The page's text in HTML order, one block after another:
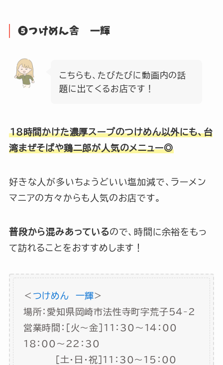
❺つけめん舎 一輝
こちらも、たびたびに動画内の話
題に出てくるお店です！
18時間かけた濃厚スープのつけめん以外にも、台
湾まぜそばや鶏二郎が人気のメニュー◎
好きな人が多いちょうどいい塩加減で、ラーメン
マニアの方々からも人気のお店です。
普段から混みあっているので、時間に余裕をもっ
て訪れることをおすすめします！
＜ つけめん 一輝>
場所：愛知県岡崎市法性寺町字荒子54-2
営業時間：[火～金]11：30～14：00
18：00～22：30
[土・日・祝]11：30～15：00